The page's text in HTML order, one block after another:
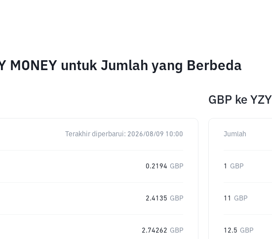
MONEY untuk Jumlah yang Berbeda
Terakhir diperbarui: 2026/08/09 10:00
0.2194 GBP
2.4135 GBP
2.74262 GBP
GBP ke YZY
Jumlah
1 GBP
11 GBP
12.5 GBP